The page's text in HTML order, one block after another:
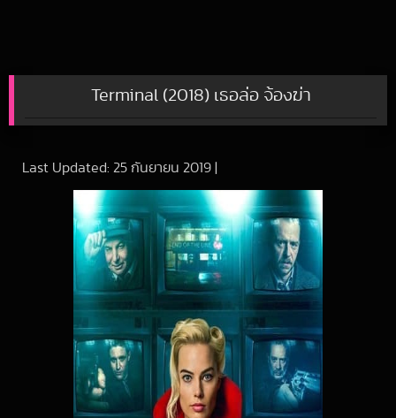
Terminal (2018) เธอล่อ จ้องฆ่า
Last Updated: 25 กันยายน 2019